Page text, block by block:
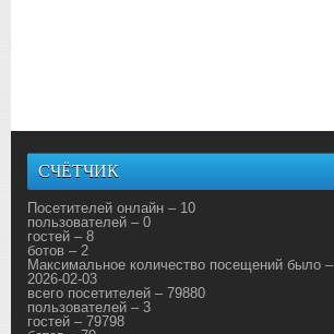
СЧЁТЧИК
Посетителей онлайн – 10
пользователей – 0
гостей – 8
ботов – 2
Максимальное количество посещений было –
2026-02-03
всего посетителей – 79880
пользователей – 3
гостей – 79798